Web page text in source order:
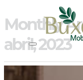
Monthly
abril, 2023